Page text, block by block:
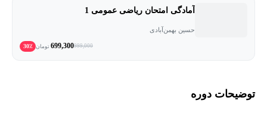
آمادگی امتحان ریاضی عمومی 1
حسین بهمن‌آبادی
999,000
699,300 تومان 30٪
توضیحات دوره